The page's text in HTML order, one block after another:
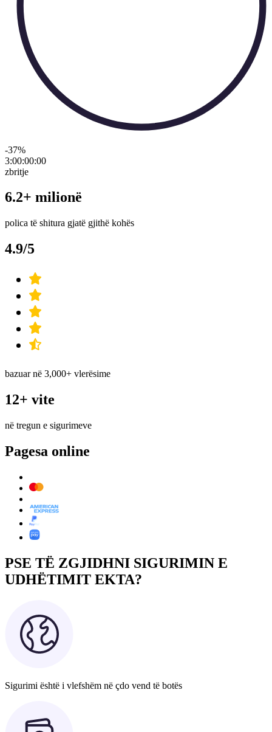
-37%
3:00:00:00
zbritje
6.2+ milionë
polica të shitura gjatë gjithë kohës
4.9/5
bazuar në 3,000+ vlerësime
12+ vite
në tregun e sigurimeve
Pagesa online
PSE TË ZGJIDHNI SIGURIMIN E
UDHËTIMIT EKTA?
Sigurimi është i vlefshëm në çdo vend të botës